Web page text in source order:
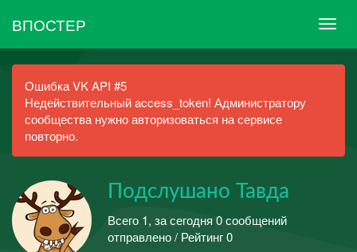
ВПОСТЕР
Ошибка VK API #5
Недействительный access_token! Администратору
сообщества нужно авторизоваться на сервисе
повторно.
Подслушано Тавда
Всего 1, за сегодня 0 сообщений
отправлено / Рейтинг 0